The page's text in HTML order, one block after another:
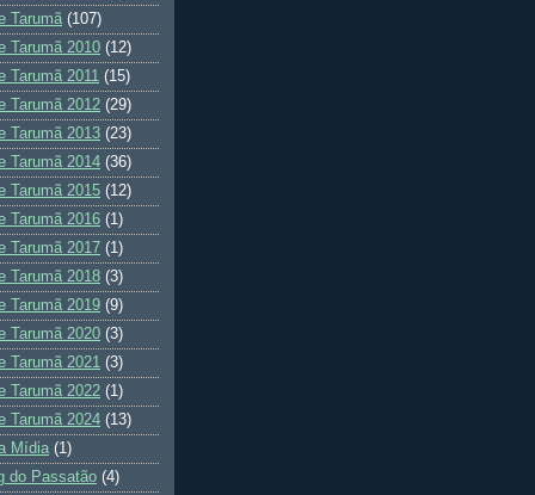
Tarumã (107)
Tarumã 2010 (12)
Tarumã 2011 (15)
Tarumã 2012 (29)
Tarumã 2013 (23)
Tarumã 2014 (36)
Tarumã 2015 (12)
Tarumã 2016 (1)
Tarumã 2017 (1)
Tarumã 2018 (3)
Tarumã 2019 (9)
Tarumã 2020 (3)
Tarumã 2021 (3)
Tarumã 2022 (1)
Tarumã 2024 (13)
Mídia (1)
do Passatão (4)